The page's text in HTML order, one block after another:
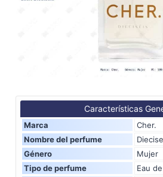
Características
Marca
Cher.
Nombre del perfume
Género
Mujer
Tipo de perfume
Eau